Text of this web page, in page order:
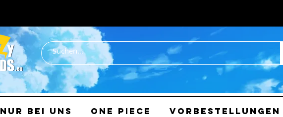
Nur bei uns One Piece Vorbestellungen